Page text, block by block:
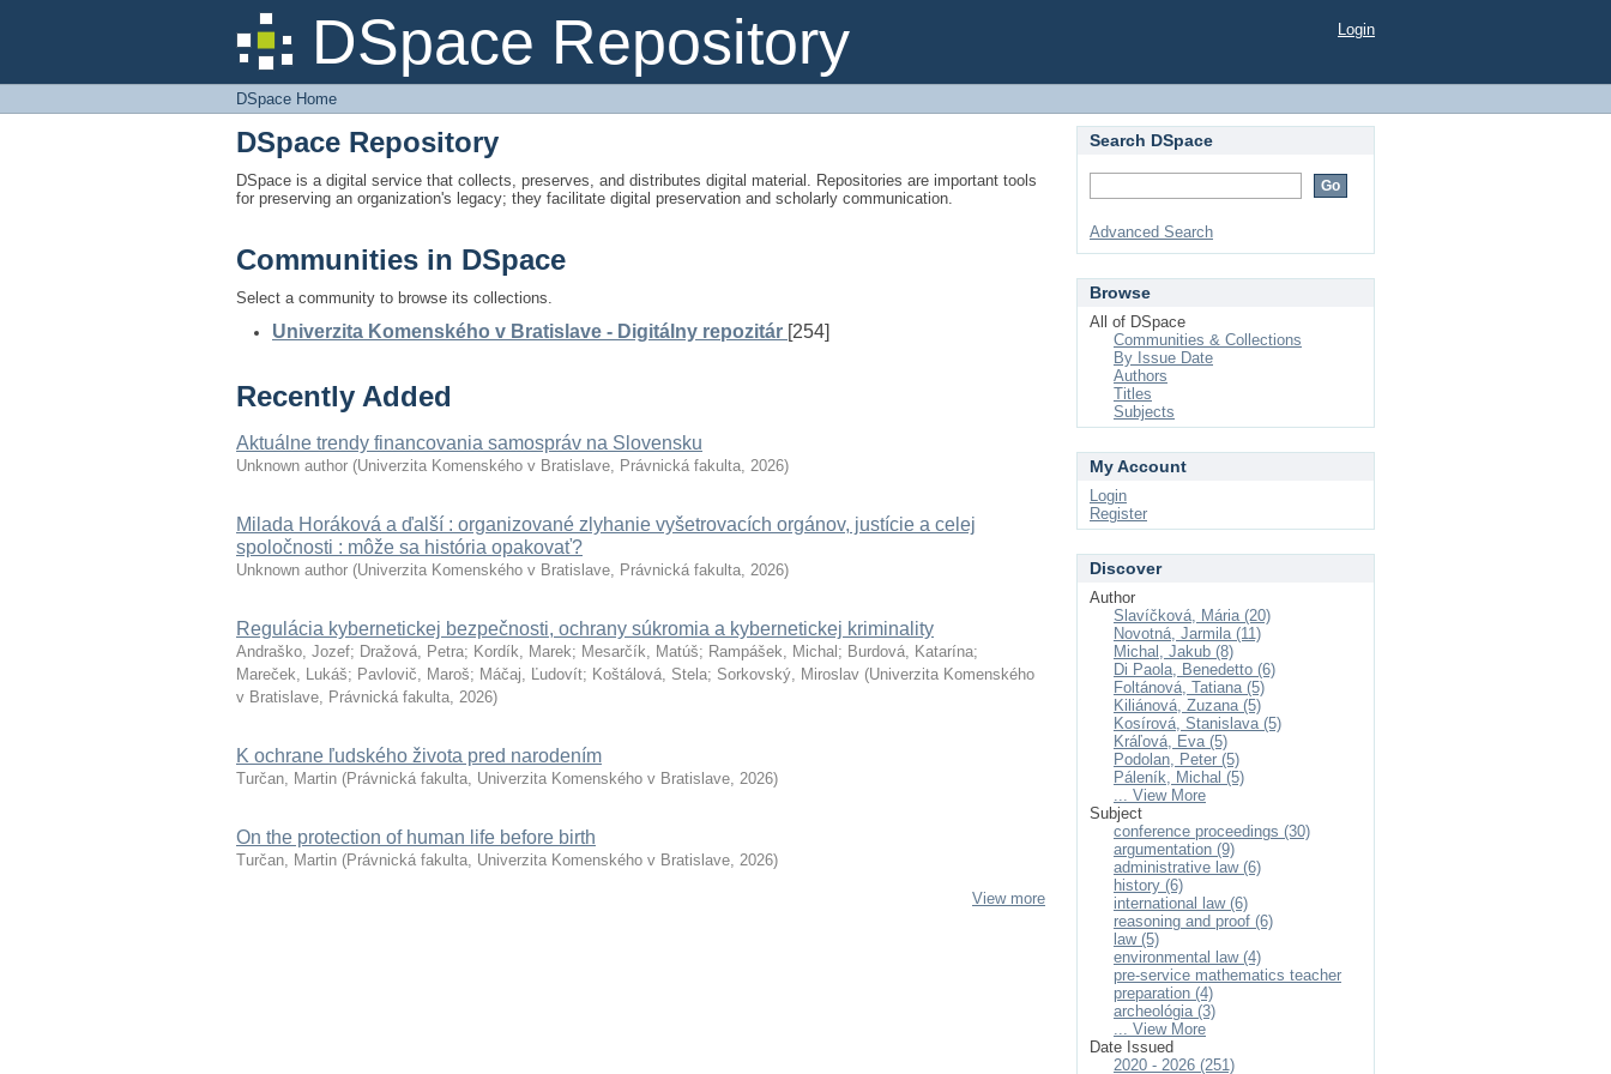
DSpace Repository
DSpace Home Login
DSpace Home
DSpace Repository
DSpace is a digital service that collects, preserves, and distributes digital material. Repositories are important tools
for preserving an organization's legacy; they facilitate digital preservation and scholarly communication.
Communities in DSpace
Select a community to browse its collections.
Univerzita Komenského v Bratislave - Digitálny repozitár [254]
Recently Added
Aktuálne trendy financovania samospráv na Slovensku
Unknown author (Univerzita Komenského v Bratislave, Právnická fakulta, 2026)
Milada Horáková a ďalší : organizované zlyhanie vyšetrovacích orgánov, justície a celej
spoločnosti : môže sa história opakovať?
Unknown author (Univerzita Komenského v Bratislave, Právnická fakulta, 2026)
Regulácia kybernetickej bezpečnosti, ochrany súkromia a kybernetickej kriminality
Andraško, Jozef; Dražová, Petra; Kordík, Marek; Mesarčík, Matúš; Rampášek, Michal ; Burdová, Katarína;
Mareček, Lukáš; Pavlovič, Maroš; Máčaj, Ľudovít; Koštálová, Stela; Sorkovský, Miroslav (Univerzita Komenského
v Bratislave, Právnická fakulta, 2026)
K ochrane ľudského života pred narodením
Turčan, Martin (Právnická fakulta, Univerzita Komenského v Bratislave, 2026)
On the protection of human life before birth
Turčan, Martin (Právnická fakulta, Univerzita Komenského v Bratislave, 2026)
View more
Search DSpace
Advanced Search
Browse
All of DSpace
Communities & Collections
By Issue Date
Authors
Titles
Subjects
My Account
Login
Register
Discover
Author
Slavíčková, Mária (20)
Novotná, Jarmila (11)
Michal, Jakub (8)
Di Paola, Benedetto (6)
Foltánová, Tatiana (5)
Kiliánová, Zuzana (5)
Kosírová, Stanislava (5)
Kráľová, Eva (5)
Podolan, Peter (5)
Páleník, Michal (5)
... View More
Subject
conference proceedings (30)
argumentation (9)
administrative law (6)
history (6)
international law (6)
reasoning and proof (6)
law (5)
environmental law (4)
pre-service mathematics teacher
preparation (4)
archeológia (3)
... View More
Date Issued
2020 - 2026 (251)